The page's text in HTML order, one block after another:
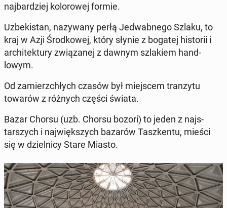
na­jbardziej kolorowej formie.
Uzbek­istan, nazy­wany perłą Jed­wab­ne­go Szlaku, to
kraj w Azji Środ­kowej, który słynie z bogatej his­torii i
ar­chitek­tu­ry związanej z dawnym szlakiem hand­
lowym.
Od za­mierzchłych czasów był miejscem tranzy­tu
towarów z różnych części świata.
Bazar Chorsu (uzb. Chorsu bozori) to jeden z na­js­
tarszych i na­jwięk­szych bazarów Taszken­tu, mieści
się w dziel­ni­cy Stare Miasto.